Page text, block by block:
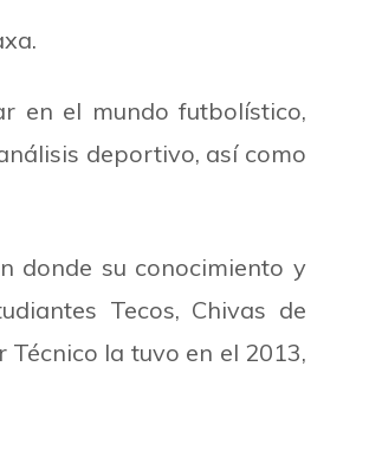
en el mundo futbolístico,
deportivo, así como
donde su conocimiento y
Tecos, Chivas de
la tuvo en el 2013,